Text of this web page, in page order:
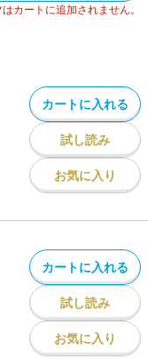
カートに追加されません。
カートに入れる
試し読み
お気に入り
カートに入れる
試し読み
お気に入り